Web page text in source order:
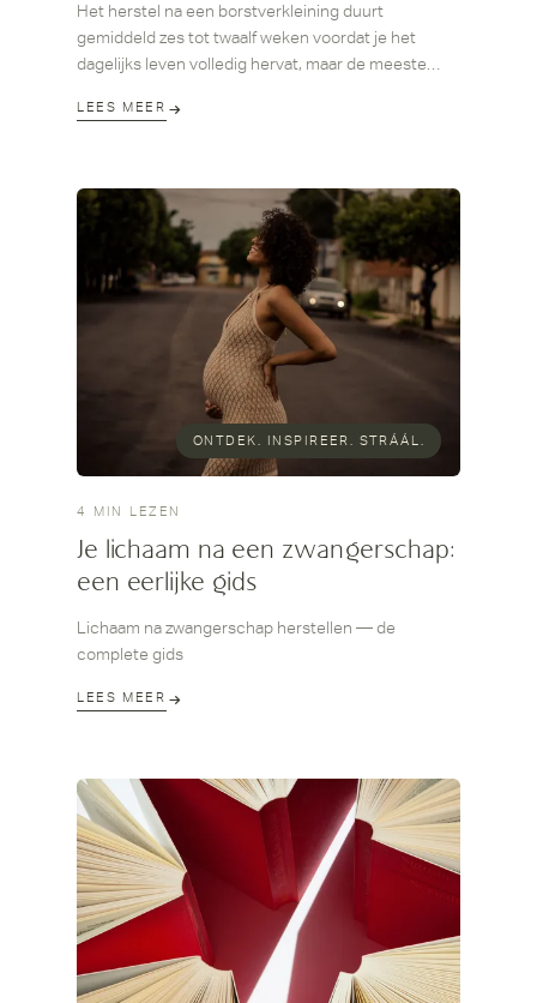
Het herstel na een borstverkleining duurt
gemiddeld zes tot twaalf weken voordat je het
dagelijks leven volledig hervat, maar de meeste
beter. De eerste dagen zijn het zwaarst: zwelling,
Maarten Ottenhof, plastisch chirurg bij Clinique
Rebelle in Amsterdam, stap voor stap uit wat je per
fase kunt verwachten — eerlijk, ook over de
moeilijkere momenten.
LEES MEER
ONTDEK. INSPIREER. STRÁÁL.
4 MIN LEZEN
Je lichaam na een zwangerschap:
een eerlijke gids
Lichaam na zwangerschap herstellen — de
complete gids
LEES MEER